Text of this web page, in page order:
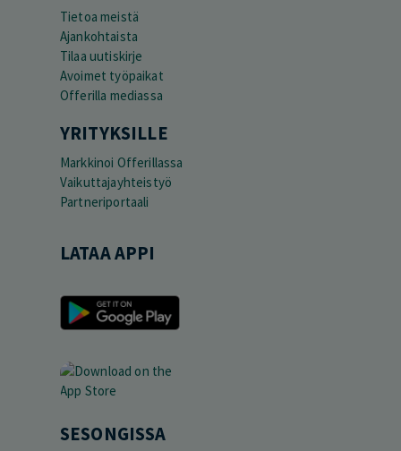
Tietoa meistä
Ajankohtaista
Tilaa uutiskirje
Avoimet työpaikat
Offerilla mediassa
YRITYKSILLE
Markkinoi Offerillassa
Vaikuttajayhteistyö
Partneriportaali
LATAA APPI
SESONGISSA